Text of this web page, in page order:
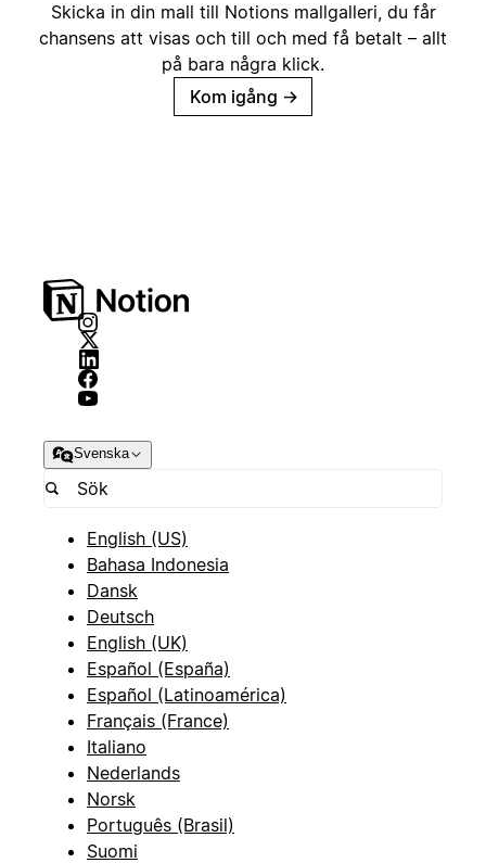
Skicka in din mall till Notions mallgalleri, du får
chansens att visas och till och med få betalt – allt
på bara några klick.
Kom igång →
Svenska
English (US)
Bahasa Indonesia
Dansk
Deutsch
English (UK)
Español (España)
Español (Latinoamérica)
Français (France)
Italiano
Nederlands
Norsk
Português (Brasil)
Suomi